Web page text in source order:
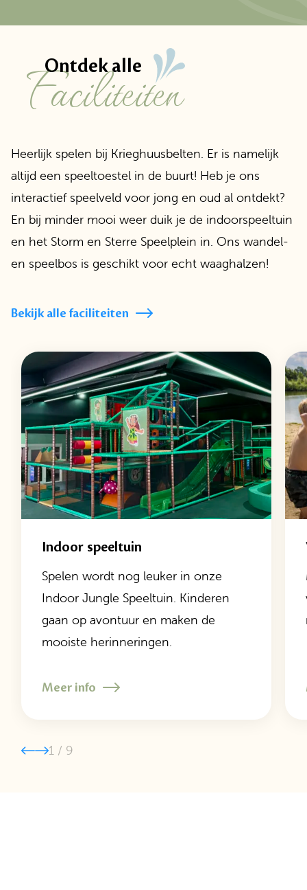
Ontdek alle
faciliteiten
Heerlijk spelen bij Krieghuusbelten. Er is namelijk
altijd een speeltoestel in de buurt! Heb je ons
interactief speelveld voor jong en oud al ontdekt?
En bij minder mooi weer duik je de indoorspeeltuin
en het Storm en Sterre Speelplein in. Ons wandel-
en speelbos is geschikt voor echt waaghalzen!
Bekijk alle faciliteiten
Indoor speeltuin
Spelen wordt nog leuker in onze
Indoor Jungle Speeltuin. Kinderen
gaan op avontuur en maken de
mooiste herinneringen.
Meer info
1 / 9